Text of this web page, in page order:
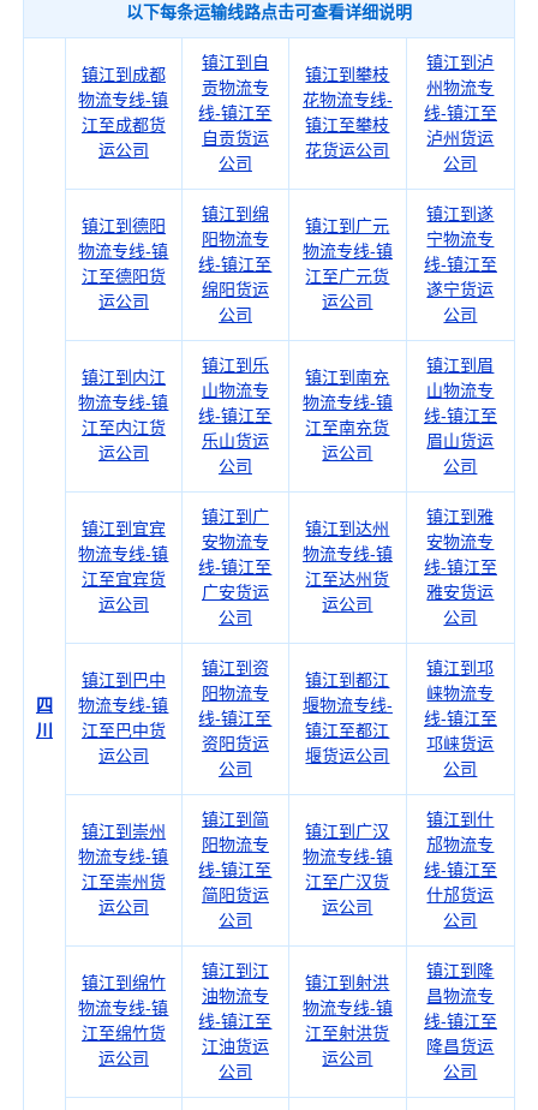
以下每条运输线路点击可查看详细说明
四
川
镇江到成都
物流专线-镇
江至成都货
运公司
镇江到自
贡物流专
线-镇江至
自贡货运
公司
镇江到攀枝
花物流专线-
镇江至攀枝
花货运公司
镇江到泸
州物流专
线-镇江至
泸州货运
公司
镇江到德阳
物流专线-镇
江至德阳货
运公司
镇江到绵
阳物流专
线-镇江至
绵阳货运
公司
镇江到广元
物流专线-镇
江至广元货
运公司
镇江到遂
宁物流专
线-镇江至
遂宁货运
公司
镇江到内江
物流专线-镇
江至内江货
运公司
镇江到乐
山物流专
线-镇江至
乐山货运
公司
镇江到南充
物流专线-镇
江至南充货
运公司
镇江到眉
山物流专
线-镇江至
眉山货运
公司
镇江到宜宾
物流专线-镇
江至宜宾货
运公司
镇江到广
安物流专
线-镇江至
广安货运
公司
镇江到达州
物流专线-镇
江至达州货
运公司
镇江到雅
安物流专
线-镇江至
雅安货运
公司
镇江到巴中
物流专线-镇
江至巴中货
运公司
镇江到资
阳物流专
线-镇江至
资阳货运
公司
镇江到都江
堰物流专线-
镇江至都江
堰货运公司
镇江到邛
崃物流专
线-镇江至
邛崃货运
公司
镇江到崇州
物流专线-镇
江至崇州货
运公司
镇江到简
阳物流专
线-镇江至
简阳货运
公司
镇江到广汉
物流专线-镇
江至广汉货
运公司
镇江到什
邡物流专
线-镇江至
什邡货运
公司
镇江到绵竹
物流专线-镇
江至绵竹货
运公司
镇江到江
油物流专
线-镇江至
江油货运
公司
镇江到射洪
物流专线-镇
江至射洪货
运公司
镇江到隆
昌物流专
线-镇江至
隆昌货运
公司